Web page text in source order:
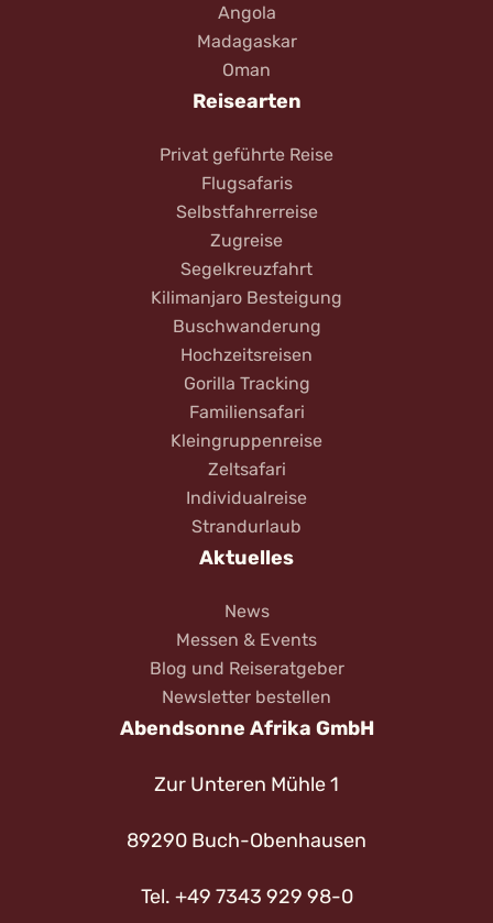
Angola
Madagaskar
Oman
Reisearten
Privat geführte Reise
Flugsafaris
Selbstfahrerreise
Zugreise
Segelkreuzfahrt
Kilimanjaro Besteigung
Buschwanderung
Hochzeitsreisen
Gorilla Tracking
Familiensafari
Kleingruppenreise
Zeltsafari
Individualreise
Strandurlaub
Aktuelles
News
Messen & Events
Blog und Reiseratgeber
Newsletter bestellen
Abendsonne Afrika GmbH
Zur Unteren Mühle 1
89290 Buch-Obenhausen
Tel. +49 7343 929 98-0